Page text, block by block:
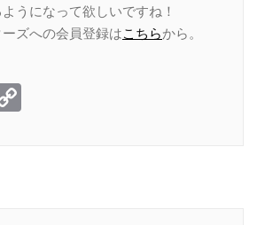
うになって欲しいですね！
ズへの会員登録はこちらから。